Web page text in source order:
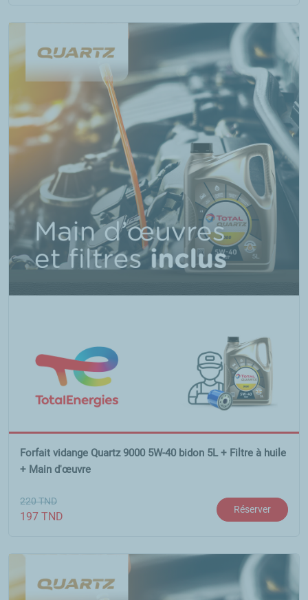
Forfait vidange Quartz 9000 5W-40 bidon 5L + Filtre à huile
+ Main d'œuvre
220TND
197 TND
Réserver